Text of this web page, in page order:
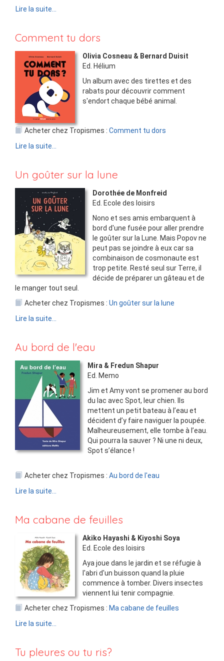
Lire la suite...
Comment tu dors
Olivia Cosneau & Bernard Duisit
Ed.
Hélium
Un album avec des tirettes et des
rabats pour découvrir comment
s'endort chaque bébé animal.
Acheter chez Tropismes : Comment tu dors
Lire la suite...
Un goûter sur la lune
Dorothée de Monfreid
Ed.
Ecole des loisirs
Nono et ses amis embarquent à
bord d'une fusée pour aller prendre
le goûter sur la Lune. Mais Popov ne
peut pas se joindre à eux car sa
combinaison de cosmonaute est
trop petite. Resté seul sur Terre, il
décide de préparer un gâteau et de
le manger tout seul.
Acheter chez Tropismes : Un goûter sur la lune
Lire la suite...
Au bord de l'eau
Mira & Fredun Shapur
Ed.
Memo
Jim et Amy vont se promener au bord
du lac avec Spot, leur chien. Ils
mettent un petit bateau à l’eau et
décident d’y faire naviguer la poupée.
Malheureusement, elle tombe à l’eau.
Qui pourra la sauver ? Ni une ni deux,
Spot s’élance !
Acheter chez Tropismes : Au bord de l'eau
Lire la suite...
Ma cabane de feuilles
Akiko Hayashi & Kiyoshi Soya
Ed.
Ecole des loisirs
Aya joue dans le jardin et se réfugie à
l'abri d'un buisson quand la pluie
commence à tomber. Divers insectes
viennent lui tenir compagnie.
Acheter chez Tropismes : Ma cabane de feuilles
Lire la suite...
Tu pleures ou tu ris?